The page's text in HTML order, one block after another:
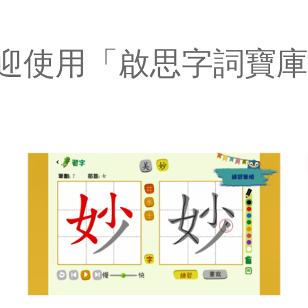
使用「啟思字詞寶